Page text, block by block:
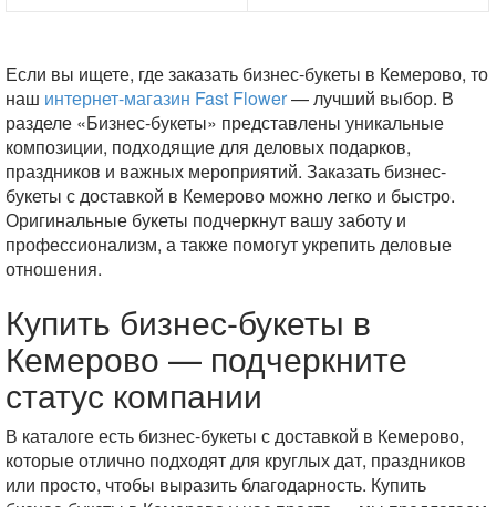
Если вы ищете, где заказать бизнес-букеты в Кемерово, то
наш интернет-магазин Fast Flower— лучший выбор. В
разделе «Бизнес-букеты» представлены уникальные
композиции, подходящие для деловых подарков,
праздников и важных мероприятий. Заказать бизнес-
букеты с доставкой в Кемерово можно легко и быстро.
Оригинальные букеты подчеркнут вашу заботу и
профессионализм, а также помогут укрепить деловые
отношения.
Купить бизнес-букеты в
Кемерово — подчеркните
статус компании
В каталоге есть бизнес-букеты с доставкой в Кемерово,
которые отлично подходят для круглых дат, праздников
или просто, чтобы выразить благодарность. Купить